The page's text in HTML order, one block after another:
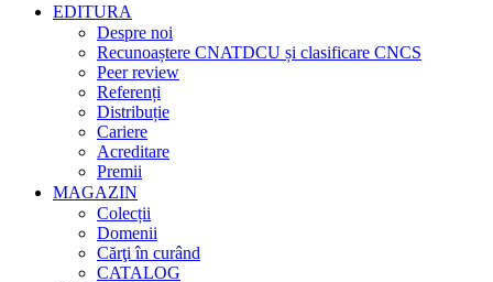
EDITURA
Despre noi
Recunoaștere CNATDCU și clasificare CNCS
Peer review
Referenți
Distribuție
Cariere
Acreditare
Premii
MAGAZIN
Colecții
Domenii
Cărţi în curând
CATALOG